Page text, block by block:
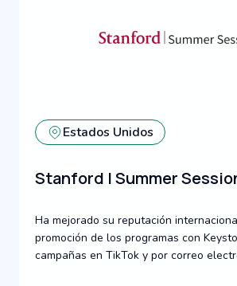
Estados Unidos
Stanford | Summer
Ha mejorado su reputación
promoción de los programas con
campañas en TikTok y por correo